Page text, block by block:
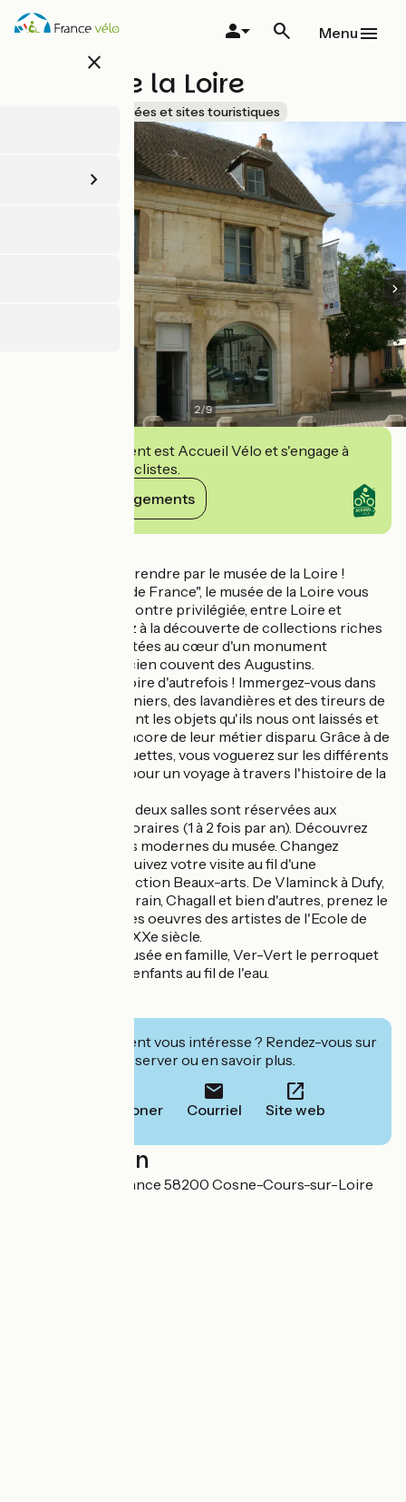
Aller
au
close
Menu
Musée de la Loire
Musées et sites touristiques
2/9
Cet établissement est Accueil Vélo et s'engage à
accueillir des cyclistes.
Voir ses engagements
Laissez-vous surprendre par le musée de la Loire !
Labellisé "Musée de France", le musée de la Loire vous
propose une rencontre privilégiée, entre Loire et
Beaux-arts. Partez à la découverte de collections riches
et variées, présentées au cœur d'un monument
historique : un ancien couvent des Augustins.
Plongez dans la Loire d'autrefois ! Immergez-vous dans
l'histoire des mariniers, des lavandières et des tireurs de
sable en découvrant les objets qu'ils nous ont laissés et
qui témoignent encore de leur métier disparu. Grâce à de
nombreuses maquettes, vous voguerez sur les différents
bateaux de Loire pour un voyage à travers l'histoire de la
Au premier étage, deux salles sont réservées aux
expositions temporaires (1 à 2 fois par an). Découvrez
aussi les peintures modernes du musée. Changez
d'univers et poursuivez votre visite au fil d'une
remarquable collection Beaux-arts. De Vlaminck à Dufy,
en passant par Derain, Chagall et bien d'autres, prenez le
temps d'admirer les oeuvres des artistes de l'Ecole de
Paris du début du XXe siècle.
Venez visiter le musée en famille, Ver-Vert le perroquet
de Loire guide les enfants au fil de l'eau.
Cet établissement vous intéresse ? Rendez-vous sur
leur site pour réserver ou en savoir plus.
Téléphoner Courriel Site web
Localisation
Place de la Résistance 58200 Cosne-Cours-sur-Loire